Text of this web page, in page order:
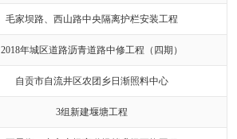
毛家坝路、西山路中央隔离护栏安装工程
2018年城区道路沥青道路中修工程（四期）
自贡市自流井区农团乡日渐照料中心
3组新建堰塘工程